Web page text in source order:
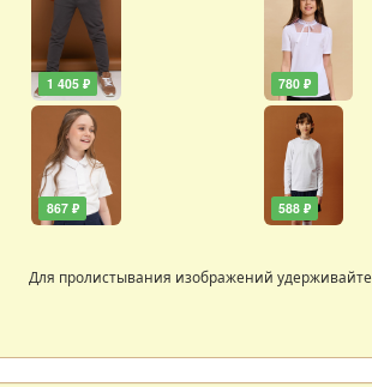
1 405 ₽
867 ₽
780 ₽
588 ₽
Для пролистывания изображений удерживайте